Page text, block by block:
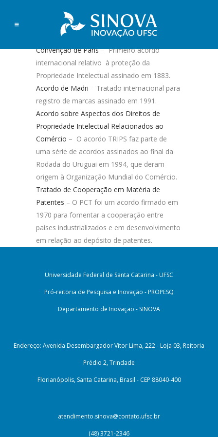
Convenção de Paris– Primeiro acordo
internacional relativo à proteção da
Propriedade Intelectual assinado em 1883.
Acordo de Madri – Tratado internacional para
registro de marcas assinado em 1991.
Acordo sobre Aspectos dos Direitos de
Propriedade Intelectual Relacionados ao
Comércio – O acordo TRIPS faz parte de
uma série de acordos assinados ao final da
Rodada do Uruguai em 1994, que deram
origem à Organização Mundial do Comércio.
Tratado de Cooperação em Matéria de
Patentes – O PCT foi um acordo firmado em
1970 para fomentar a cooperação entre
países industrializados e em desenvolvimento
em relação ao depósito de patentes.
Universidade Federal de Santa Catarina - UFSC
Pró-reitoria de Pesquisa e Inovação - PROPESQ
Departamento de Inovação - SINOVA
Endereço: Avenida Desembargador Vitor Lima, 222 - Loja 03, Reitoria
Prédio 2, Trindade
Florianópolis, Santa Catarina, Brasil - CEP 88040-400
atendimento.sinova@contato.ufsc.br
(48) 3721-2346